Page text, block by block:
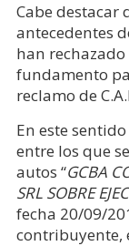
Cabe destacar
antecedentes
han rechazado
fundamento
reclamo de
En este
entre los que
autos “GCBA
SRL SOBRE
fecha 20/09/
contribuyente,